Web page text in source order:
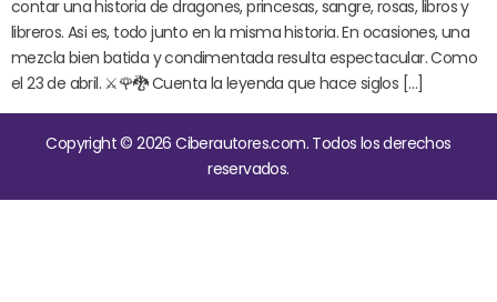
contar una historia de dragones, princesas, sangre, rosas, libros y
libreros. Asi es, todo junto en la misma historia. En ocasiones, una
mezcla bien batida y condimentada resulta espectacular. Como
el 23 de abril. ⚔️🌹🐉 Cuenta la leyenda que hace siglos […]
Copyright © 2026 Ciberautores.com. Todos los derechos
reservados.